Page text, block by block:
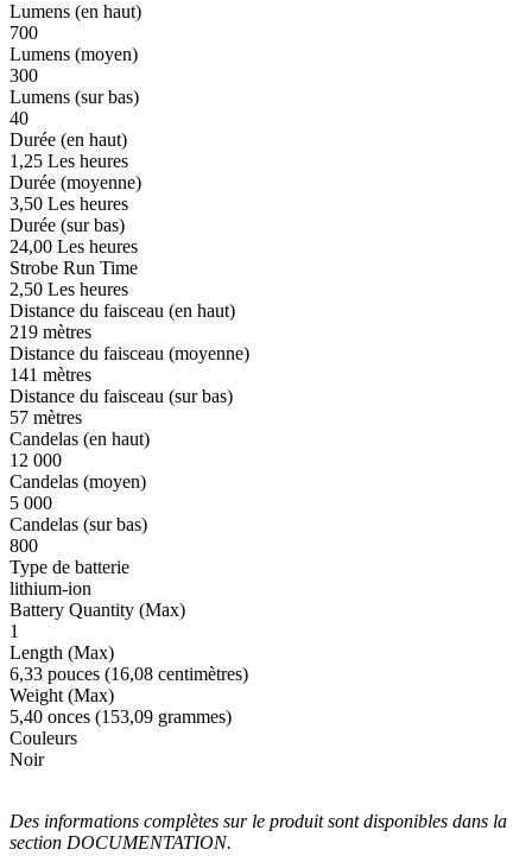
Lumens (en haut)
700
Lumens (moyen)
300
Lumens (sur bas)
40
Durée (en haut)
1,25 Les heures
Durée (moyenne)
3,50 Les heures
Durée (sur bas)
24,00 Les heures
Strobe Run Time
2,50 Les heures
Distance du faisceau (en haut)
219 mètres
Distance du faisceau (moyenne)
141 mètres
Distance du faisceau (sur bas)
57 mètres
Candelas (en haut)
12 000
Candelas (moyen)
5 000
Candelas (sur bas)
800
Type de batterie
lithium-ion
Battery Quantity (Max)
1
Length (Max)
6,33 pouces (16,08 centimètres)
Weight (Max)
5,40 onces (153,09 grammes)
Couleurs
Noir
Des informations complètes sur le produit sont disponibles dans la
section DOCUMENTATION.